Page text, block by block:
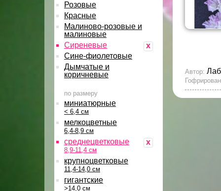
Розовые
Красные
Малиново-розовые и
малиновые
x
Сиреневые
Сине-фиолетовые
Дымчатые и
коричневые
по размеру
миниатюрные
< 6,4 см
мелкоцветные
6,4-8,9 см
x
среднецветковые
8,9-11,4 см
крупноцветковые
11,4-14,0 см
гигантские
>14,0 см
Автор: